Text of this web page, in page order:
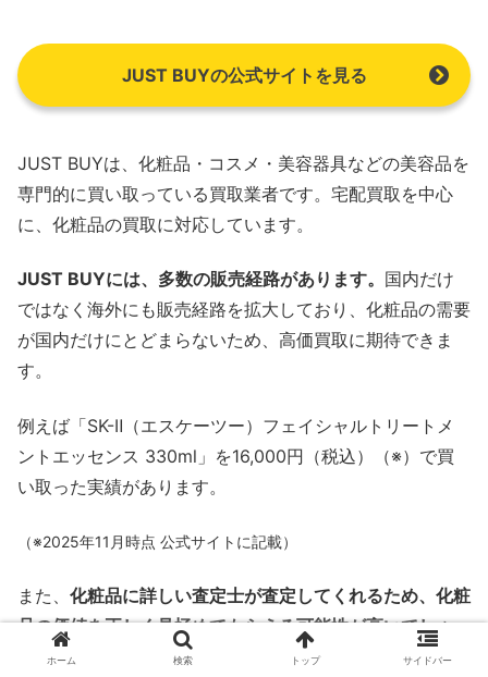
JUST BUYの公式サイトを見る
JUST BUYは、化粧品・コスメ・美容器具などの美容品を
専門的に買い取っている買取業者です。宅配買取を中心
に、化粧品の買取に対応しています。
JUST BUYには、多数の販売経路があります。 国内だけ
ではなく海外にも販売経路を拡大しており、化粧品の需要
が国内だけにとどまらないため、高価買取に期待できま
す。
例えば「SK-Ⅱ（エスケーツー）フェイシャルトリートメ
ントエッセンス 330ml」を16,000円（税込）（※）で買
い取った実績があります。
（※2025年11月時点 公式サイトに記載）
また、 化粧品に詳しい査定士が査定してくれるため、化粧
品の価値を正しく見極めてもらえる可能性が高いでしょ
。膨大なデータに基づいた査定を受けられることから、
ホーム 検索 トップ サイドバー